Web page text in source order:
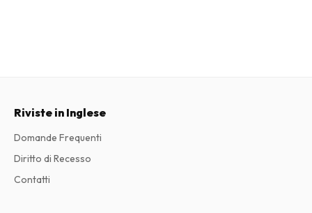
Riviste in Inglese
Domande Frequenti
Diritto di Recesso
Contatti